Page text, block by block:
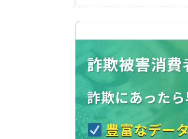
詐欺被害消
詐欺にあったら
豊富なデータ